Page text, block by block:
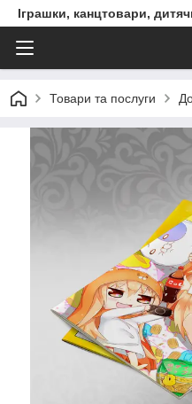
Іграшки, канцтовари,
Товари та послуги